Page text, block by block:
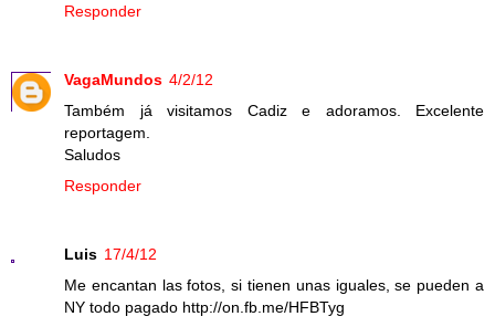
Responder
VagaMundos 4/2/12
Também já visitamos Cadiz e adoramos. Excelente
reportagem.
Saludos
Responder
Luis 17/4/12
Me encantan las fotos, si tienen unas iguales, se pueden a
NY todo pagado http://on.fb.me/HFBTyg